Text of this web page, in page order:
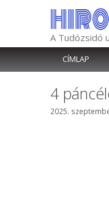
A Tudózsidó
CÍMLAP
4
2025.